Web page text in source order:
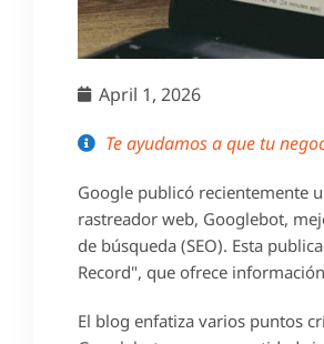
April 1, 2026
Te ayudamos a que tu
Google publicó recientemente
rastreador web, Googlebot,
de búsqueda (SEO). Esta
Record", que ofrece
El blog enfatiza varios puntos